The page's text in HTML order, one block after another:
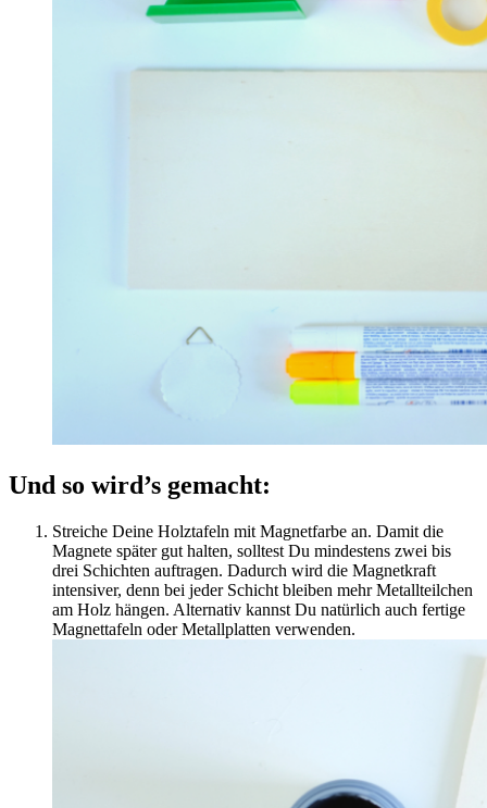
Und so wird’s gemacht:
Streiche Deine Holztafeln mit Magnetfarbe an. Damit die
Magnete später gut halten, solltest Du mindestens zwei bis
drei Schichten auftragen. Dadurch wird die Magnetkraft
intensiver, denn bei jeder Schicht bleiben mehr Metallteilchen
am Holz hängen. Alternativ kannst Du natürlich auch fertige
Magnettafeln oder Metallplatten verwenden.